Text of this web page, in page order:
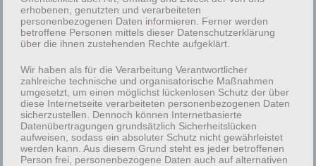
gedruckt, sodass das Objekt später geschlossen
erscheint.
Innen kann über den Füllgrad und das Füllmuster
Einfluss auf die Stabilität und Flexibilität genommen
werden.
erhobenen, genutzten und verarbeiteten
personenbezogenen Daten informieren. Ferner werden
betroffene Personen mittels dieser Datenschutzerklärung
über die ihnen zustehenden Rechte aufgeklärt.
Wir haben als für die Verarbeitung Verantwortlicher
zahlreiche technische und organisatorische Maßnahmen
umgesetzt, um einen möglichst lückenlosen Schutz der über
diese Internetseite verarbeiteten personenbezogenen Daten
sicherzustellen. Dennoch können Internetbasierte
Datenübertragungen grundsätzlich Sicherheitslücken
aufweisen, sodass ein absoluter Schutz nicht gewährleistet
werden kann. Aus diesem Grund steht es jeder betroffenen
Person frei, personenbezogene Daten auch auf alternativen